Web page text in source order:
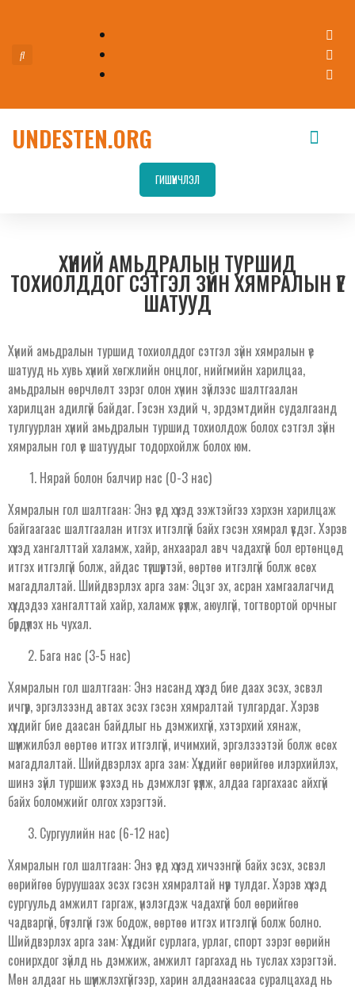
UNDESTEN.ORG
ГИШҮҮНЧЛЭЛ
ХҮНИЙ АМЬДРАЛЫН ТУРШИД
ТОХИОЛДДОГ СЭТГЭЛ ЗҮЙН ХЯМРАЛЫН ҮЕ
ШАТУУД
Хүний амьдралын туршид тохиолддог сэтгэл зүйн хямралын үе
шатууд нь хувь хүний хөгжлийн онцлог, нийгмийн харилцаа,
амьдралын өөрчлөлт зэрэг олон хүчин зүйлээс шалтгаалан
харилцан адилгүй байдаг. Гэсэн хэдий ч, эрдэмтдийн судалгаанд
тулгуурлан хүний амьдралын туршид тохиолдож болох сэтгэл зүйн
хямралын гол үе шатуудыг тодорхойлж болох юм.
Нярай болон балчир нас (0-3 нас)
Хямралын гол шалтгаан: Энэ үед хүүхэд ээжтэйгээ хэрхэн харилцаж
байгаагаас шалтгаалан итгэх итгэлгүй байх гэсэн хямрал үүсдэг. Хэрэв
хүүхэд хангалттай халамж, хайр, анхаарал авч чадахгүй бол ертөнцөд
итгэх итгэлгүй болж, айдас түгшүүртэй, өөртөө итгэлгүй болж өсөх
магадлалтай. Шийдвэрлэх арга зам: Эцэг эх, асран хамгаалагчид
хүүхдэдээ хангалттай хайр, халамж үзүүлж, аюулгүй, тогтвортой орчныг
бүрдүүлэх нь чухал.
Бага нас (3-5 нас)
Хямралын гол шалтгаан: Энэ насанд хүүхэд бие даах эсэх, эсвэл
ичгүүр, эргэлзээнд автах эсэх гэсэн хямралтай тулгардаг. Хэрэв
хүүхдийг бие даасан байдлыг нь дэмжихгүй, хэтэрхий хянаж,
шүүмжилбэл өөртөө итгэх итгэлгүй, ичимхий, эргэлзээтэй болж өсөх
магадлалтай. Шийдвэрлэх арга зам: Хүүхдийг өөрийгөө илэрхийлэх,
шинэ зүйл туршиж үзэхэд нь дэмжлэг үзүүлж, алдаа гаргахаас айхгүй
байх боломжийг олгох хэрэгтэй.
Сургуулийн нас (6-12 нас)
Хямралын гол шалтгаан: Энэ үед хүүхэд хичээнгүй байх эсэх, эсвэл
өөрийгөө буруушаах эсэх гэсэн хямралтай нүүр тулдаг. Хэрэв хүүхэд
сургуульд амжилт гаргаж, үнэлэгдэж чадахгүй бол өөрийгөө
чадваргүй, бүтэлгүй гэж бодож, өөртөө итгэх итгэлгүй болж болно.
Шийдвэрлэх арга зам: Хүүхдийг сурлага, урлаг, спорт зэрэг өөрийн
сонирхдог зүйлд нь дэмжиж, амжилт гаргахад нь туслах хэрэгтэй.
Мөн алдааг нь шүүмжлэхгүйгээр, харин алдаанаасаа суралцахад нь